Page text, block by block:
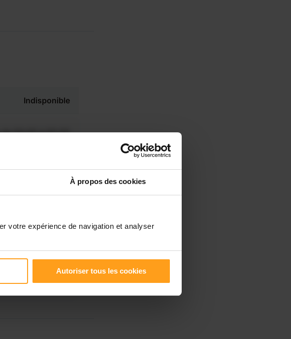
À propos des cookies
votre expérience de navigation et analyser
Autoriser tous les cookies
Indisponible
de 00:00 à 00:00
de 00:00 à 00:00
de 00:00 à 00:00
00:00 à 00:00